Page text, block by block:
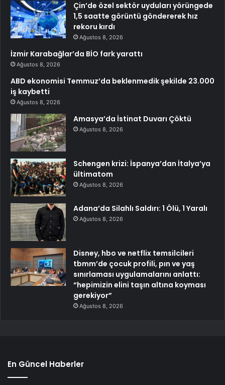
Çin’de özel sektör uyduları yörüngede
1,5 saatte görüntü göndererek hız
rekoru kırdı
Ağustos 8, 2026
İzmir Karabağlar’da BİO fark yarattı
Ağustos 8, 2026
ABD ekonomisi Temmuz’da beklenmedik şekilde 23.000
iş kaybetti
Ağustos 8, 2026
Amasya’da İstinat Duvarı Çöktü
Ağustos 8, 2026
Schengen krizi: İspanya’dan İtalya’ya
ültimatom
Ağustos 8, 2026
Adana’da Silahlı Saldırı: 1 Ölü, 1 Yaralı
Ağustos 8, 2026
Disney, hbo ve netflix temsilcileri
tbmm’de çocuk profili, pın ve yaş
sınırlaması uygulamalarını anlattı:
“hepimizin elini taşın altına koyması
gerekiyor”
Ağustos 8, 2026
En Güncel Haberler